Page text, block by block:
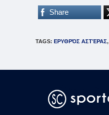
Share
TAGS: ΕΡΥΘΡΌΣ ΑΣΤΈΡΑΣ,